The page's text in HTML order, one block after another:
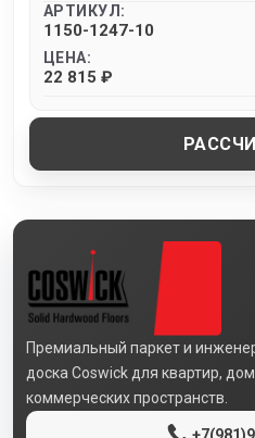
АРТИКУЛ:
1150-1247-10
ЦЕНА:
22 815 ₽
Премиальный паркет и
доска Coswick для квартир,
коммерческих пространств.